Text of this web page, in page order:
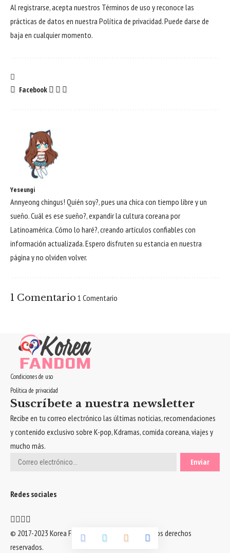
Al registrarse, acepta nuestros Términos de uso y reconoce las
prácticas de datos en nuestra Política de privacidad. Puede darse de
baja en cualquier momento.
Facebook
Yeseungi
Annyeong chingus! Quién soy?, pues una chica con tiempo libre y un
sueño. Cuál es ese sueño?, expandir la cultura coreana por
Latinoamérica. Cómo lo haré?, creando artículos confiables con
información actualizada. Espero disfruten su estancia en nuestra
página y no olviden volver.
1 Comentario 1 Comentario
Condiciones de uso
Política de privacidad
Suscríbete a nuestra newsletter
Recibe en tu correo electrónico las últimas noticias, recomendaciones
y contenido exclusivo sobre K-pop, Kdramas, comida coreana, viajes y
mucho más.
Redes sociales
© 2017-2023 Korea Fandom. Wonder Labs. Todos los derechos
reservados.